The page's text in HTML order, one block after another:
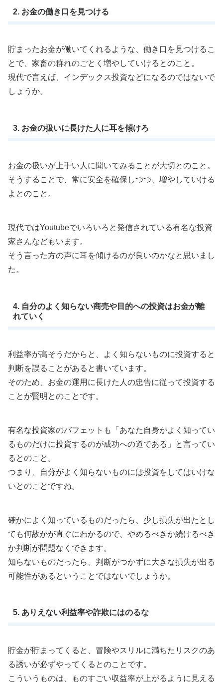
2. お金の働き口を見つける
貯まったお金が働いてくれるような、働き口を見つけるこ
とで、家畜の群れのごとく増やしていけるとのこと。
現代で言えば、インデックス投資などになるのではないで
しょうか。
3. お金の扱いに長けた人に耳を傾けろ
お金の扱いが上手い人に聞いてみることが大切とのこと。
そうすることで、常に安全を確保しつつ、増やしていける
よとのこと。
現代ではYoutubeでいろいろと発信されている有名な投資
家さんなどもいます。
そう言った方の声に耳を傾けるのが良いのかなと思いまし
た。
4. 自分のよく知らない商売や目的への投資はお金が離
れていく
利益率が高そうだからと、よく知らないものに投資すると
判断を誤ることがあると書いています。
そのため、お金の運用に長けた人の忠告に従って投資する
ことが賢明とのことです。
有名な投資家のバフェットも「あなた自身がよく知ってい
るものだけに投資するのが成功への道である」と言ってい
るとのこと。
つまり、自分がよく知らないものには投資をしてはいけな
いとのことですね。
確かによく知っているものだったら、少し損失が出たとし
ても何故かが直ぐにわかるので、やめるべきか続けるべき
か判断が問題なくできます。
知らないものだったら、判断がつかずに大きな損失が出る
可能性があるということではないでしょうか。
5. ありえない利益率や詐欺にはのるな
貯金が貯まってくると、冒険やスリルに満ちたリスクのあ
る誘いが必ずやってくるとのことです。
こういうものは、ものすごい収益率が上がるように見える